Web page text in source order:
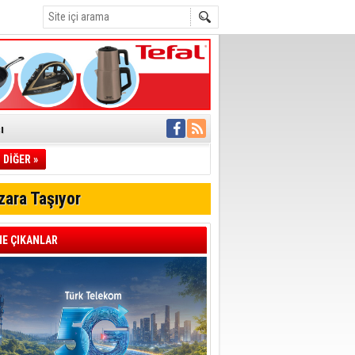
İletti
müdahale
Geçti
DİĞER »
Taşıyor
ÇIKANLAR